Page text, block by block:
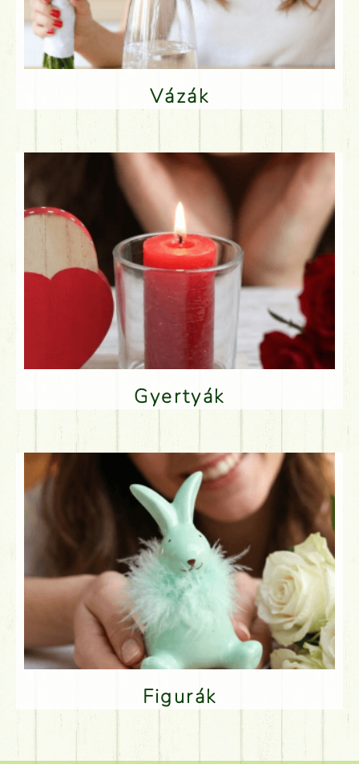
Vázák
Gyertyák
Figurák